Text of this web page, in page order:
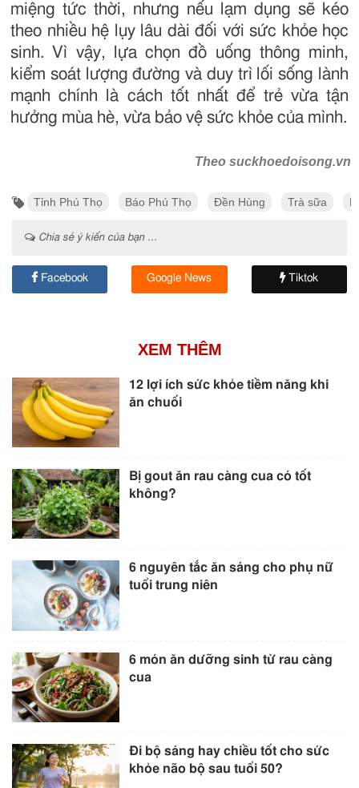
miệng tức thời, nhưng nếu lạm dụng sẽ kéo
theo nhiều hệ lụy lâu dài đối với sức khỏe học
sinh. Vì vậy, lựa chọn đồ uống thông minh,
kiểm soát lượng đường và duy trì lối sống lành
mạnh chính là cách tốt nhất để trẻ vừa tận
hưởng mùa hè, vừa bảo vệ sức khỏe của mình.
Theo suckhoedoisong.vn
Tỉnh Phú Thọ Báo Phú Thọ Đền Hùng Trà sữa
Chia sẻ ý kiến của bạn ...
Facebook Google News Tiktok
XEM THÊM
12 lợi ích sức khỏe tiềm năng khi
ăn chuối
Bị gout ăn rau càng cua có tốt
không?
6 nguyên tắc ăn sáng cho phụ nữ
tuổi trung niên
6 món ăn dưỡng sinh từ rau càng
cua
Đi bộ sáng hay chiều tốt cho sức
khỏe não bộ sau tuổi 50?